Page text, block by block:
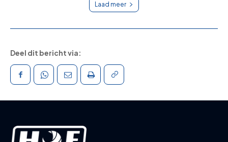
Laad meer
Deel dit bericht via: